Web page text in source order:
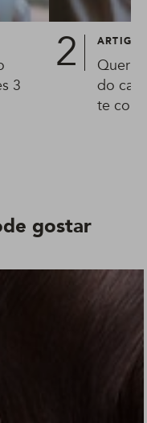
3
ARTIGO
Quer
do
te
gostar